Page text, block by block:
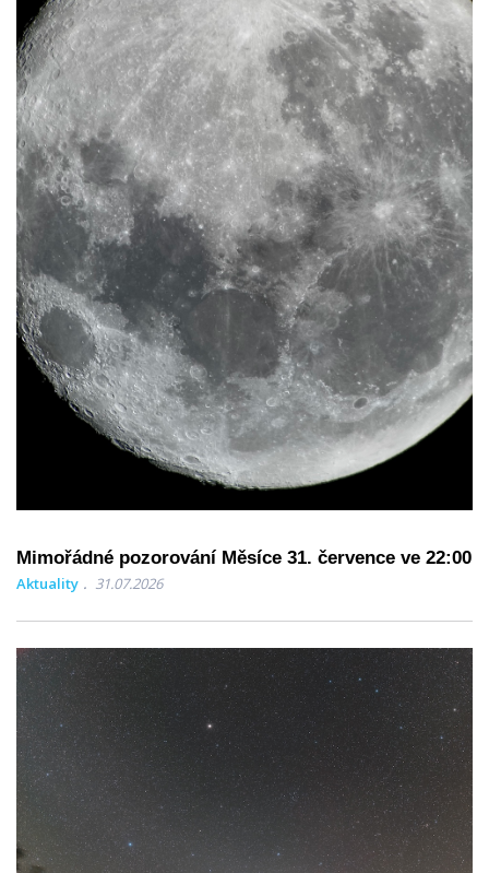
Mimořádné pozorování Měsíce 31. července ve 22:00
Aktuality 31.07.2026